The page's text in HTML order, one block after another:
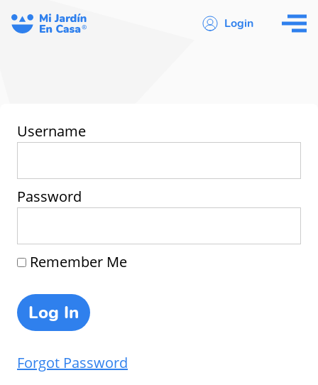
Login
Username
Password
Remember Me
Forgot Password